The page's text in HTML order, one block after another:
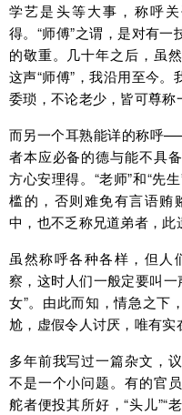
学艺是头等大事，称呼
得。“师傅”之谓，是对有
的敬重。几十年之后，虽
这声“师傅”，我沿用至今
委琐，不论老少，皆可尊称
而另一个耳熟能详的称呼
者本应必备的德与能不具
方心安理得。“老师”和“先
槛的，否则难免有言语贿
中，也不乏称兄道弟者，此
虽然称呼各种各样，但人
察，这时人们一般定要叫一
女”。由此而知，情急之下
尬，虚假令人讨厌，唯有实
多年前我写过一篇杂文，
不是一个小问题。有的官
舵者便投其所好，“头儿”“